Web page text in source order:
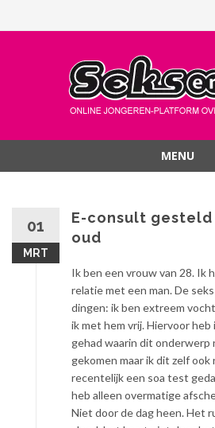
MENU
01
MRT
E-consult gesteld
oud
Ik ben een vrouw van 28. Ik
relatie met een man. De
dingen: ik ben extreem
ik met hem vrij. Hiervoor
gehad waarin dit onderwerp
gekomen maar ik dit zelf
recentelijk een soa test
heb alleen overmatige
Niet door de dag heen. Het